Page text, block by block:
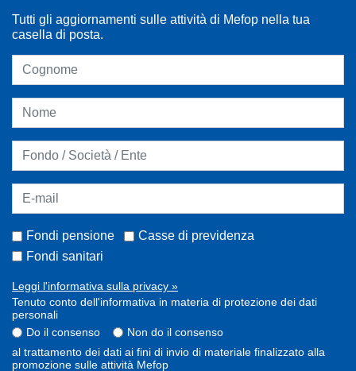
Tutti gli aggiornamenti sulle attività di Mefop nella tua
casella di posta.
Fondi pensione
Casse di previdenza
Fondi sanitari
Leggi l'informativa sulla privacy »
Tenuto conto dell'informativa in materia di protezione dei dati
personali
Do il consenso
Non do il consenso
al trattamento dei dati ai fini di invio di materiale finalizzato alla
promozione sulle attività Mefop